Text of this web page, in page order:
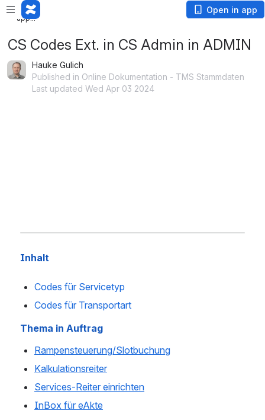
Loading
app...
Open in app
CS Codes Ext. in CS Admin in ADMIN
Hauke Gulich
Published in Online Dokumentation - TMS Stammdaten
Last updated Wed Apr 03 2024
Inhalt
Codes für Servicetyp
Codes für Transportart
Thema in Auftrag
Rampensteuerung/Slotbuchung
Kalkulationsreiter
Services-Reiter einrichten
InBox für eAkte